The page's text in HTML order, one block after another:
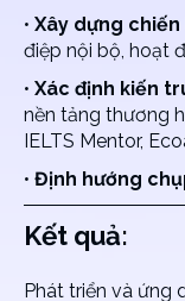
• Xây dựng
điệp nội bộ, hoạt
• Xác định kiến
nền tảng thương
IELTS Mentor,
• Định hướng
Kết quả:
Phát triển và ứng